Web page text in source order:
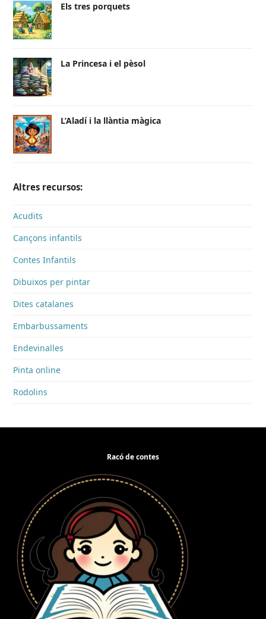
Els tres porquets
La Princesa i el pèsol
L’Aladí i la llàntia màgica
Altres recursos:
Acudits
Cançons infantils
Contes Infantils
Dibuixos per pintar
Dites catalanes
Embarbussaments
Endevinalles
Pinta online
Rodolins
Racó de contes